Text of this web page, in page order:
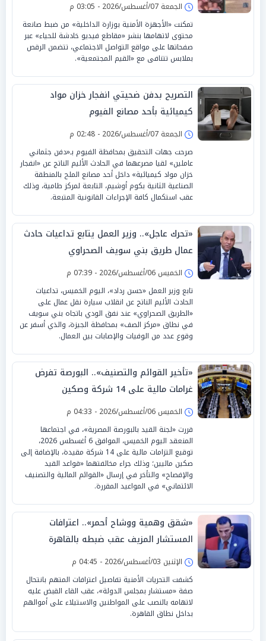
الجمعة 07/أغسطس/2026 - 03:05 م
تمكنت «الأجهزة الأمنية بوزارة الداخلية» من ضبط صانعة
محتوى لاتهامها بنشر «مقاطع فيديو خادشة للحياء» عبر
صفحاتها على مواقع التواصل الاجتماعي، تتضمن الرقص
بملابس تتنافى مع «القيم المجتمعية».
التصريح بدفن ضحيتي انفجار خزان مواد
كيميائية بأحد مصانع الفيوم
الجمعة 07/أغسطس/2026 - 02:48 م
صرحت جهات التحقيق بمحافظة الفيوم بـ«دفن جثماني
عاملين» لقيا مصرعهما في الحادث الأليم الناتج عن «انفجار
خزان مواد كيميائية» داخل أحد مصانع الملح بالمنطقة
الصناعية الثانية بكوم أوشيم، التابعة لمركز طامية، وذلك
عقب استكمال كافة الإجراءات القانونية المتبعة.
«تحرك عاجل».. وزير العمل يتابع تداعيات حادث
عمال طريق بني سويف الصحراوي
الخميس 06/أغسطس/2026 - 07:39 م
تابع وزير العمل «حسن رداد»، اليوم الخميس، تداعيات
الحادث الأليم الناتج عن انقلاب سيارة نقل عمال على
«الطريق الصحراوي» عند نفق الودي باتجاه بني سويف
في نطاق «مركز الصف» بمحافظة الجيزة، والذي أسفر عن
وقوع عدد من الوفيات والإصابات بين العمال.
«تأخير القوائم والتصنيف».. البورصة تفرض
غرامات مالية على 14 شركة وصكين
الخميس 06/أغسطس/2026 - 04:33 م
قررت «لجنة القيد بالبورصة المصرية»، في اجتماعها
المنعقد اليوم الخميس، الموافق 6 أغسطس 2026،
توقيع التزامات مالية على 14 شركة مقيدة، بالإضافة إلى
صكين ماليين؛ وذلك جراء مخالفتهما «قواعد القيد
والإفصاح» والتأخر في إرسال «القوائم المالية والتصنيف
الائتماني» في المواعيد المقررة.
«شقق وهمية ووشاح أحمر».. اعترافات
المستشار المزيف عقب ضبطه بالقاهرة
الإثنين 03/أغسطس/2026 - 04:45 م
كشفت التحريات الأمنية تفاصيل اعترافات المتهم بانتحال
صفة «مستشار بمجلس الدولة»، عقب القاء القبض عليه
لاتهامه بالنصب على المواطنين والاستيلاء على أموالهم
بداخل نطاق القاهرة.